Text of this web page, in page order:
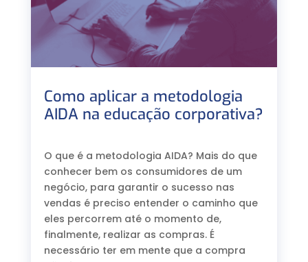
Como aplicar a metodologia
AIDA na educação corporativa?
O que é a metodologia AIDA? Mais do que
conhecer bem os consumidores de um
negócio, para garantir o sucesso nas
vendas é preciso entender o caminho que
eles percorrem até o momento de,
finalmente, realizar as compras. É
necessário ter em mente que a compra